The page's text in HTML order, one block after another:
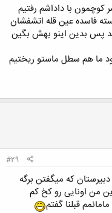
کوچمون با داداشم رفتیم
فاسده عین قله اتشفشان
پس بدین اینو بهش بگین
ما هم سطل ماستو ریختیم
#29
که میگفتن برگه
من اونایی رو کخ کم
مامانمم قبلنا گفتم